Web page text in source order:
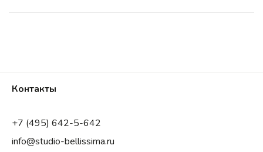
Контакты
+7 (495) 642-5-642
info@studio-bellissima.ru